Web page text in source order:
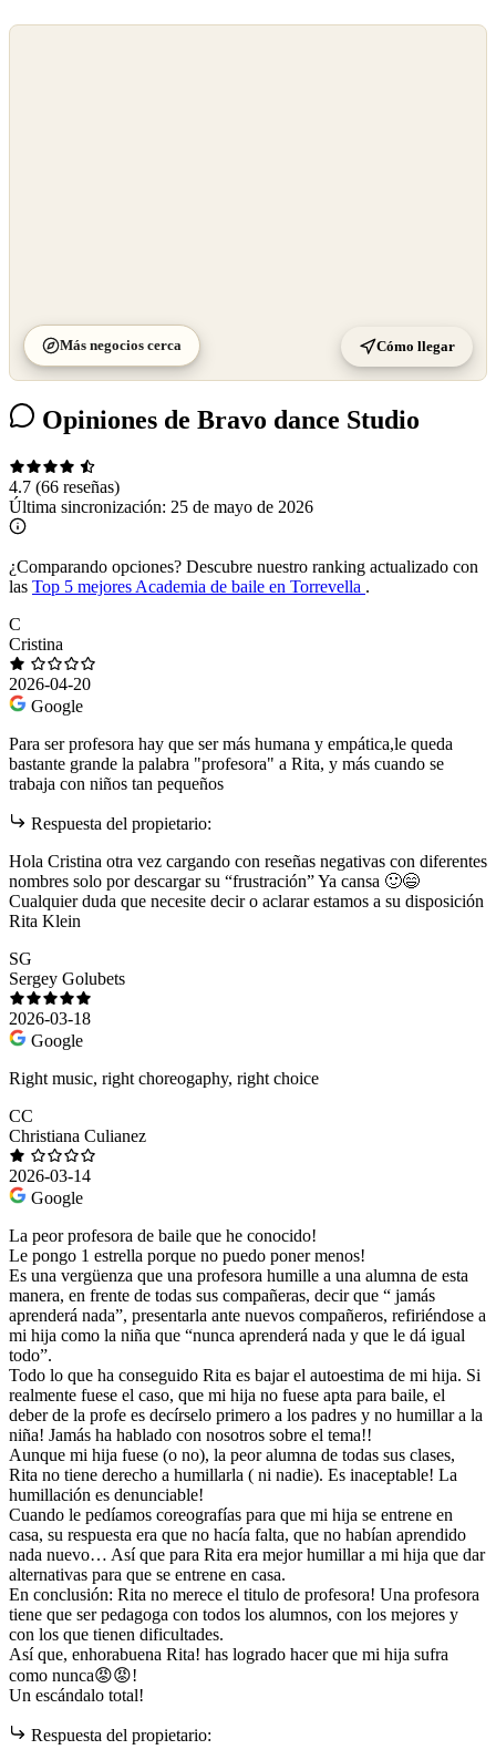
Más negocios cerca Cómo llegar
Opiniones de Bravo dance Studio
4.7 (66 reseñas)
Última sincronización: 25 de mayo de 2026
¿Comparando opciones? Descubre nuestro ranking actualizado con
las Top 5 mejores Academia de baile en Torrevella .
C
Cristina
2026-04-20
Google
Para ser profesora hay que ser más humana y empática,le queda
bastante grande la palabra "profesora" a Rita, y más cuando se
trabaja con niños tan pequeños
Respuesta del propietario:
Hola Cristina otra vez cargando con reseñas negativas con diferentes
nombres solo por descargar su “frustración” Ya cansa 🙂😄
Cualquier duda que necesite decir o aclarar estamos a su disposición
Rita Klein
SG
Sergey Golubets
2026-03-18
Google
Right music, right choreogaphy, right choice
CC
Christiana Culianez
2026-03-14
Google
La peor profesora de baile que he conocido!
Le pongo 1 estrella porque no puedo poner menos!
Es una vergüenza que una profesora humille a una alumna de esta
manera, en frente de todas sus compañeras, decir que “ jamás
aprenderá nada”, presentarla ante nuevos compañeros, refiriéndose a
mi hija como la niña que “nunca aprenderá nada y que le dá igual
todo”.
Todo lo que ha conseguido Rita es bajar el autoestima de mi hija. Si
realmente fuese el caso, que mi hija no fuese apta para baile, el
deber de la profe es decírselo primero a los padres y no humillar a la
niña! Jamás ha hablado con nosotros sobre el tema!!
Aunque mi hija fuese (o no), la peor alumna de todas sus clases,
Rita no tiene derecho a humillarla ( ni nadie). Es inaceptable! La
humillación es denunciable!
Cuando le pedíamos coreografías para que mi hija se entrene en
casa, su respuesta era que no hacía falta, que no habían aprendido
nada nuevo… Así que para Rita era mejor humillar a mi hija que dar
alternativas para que se entrene en casa.
En conclusión: Rita no merece el titulo de profesora! Una profesora
tiene que ser pedagoga con todos los alumnos, con los mejores y
con los que tienen dificultades.
Así que, enhorabuena Rita! has logrado hacer que mi hija sufra
como nunca😡😡!
Un escándalo total!
Respuesta del propietario: